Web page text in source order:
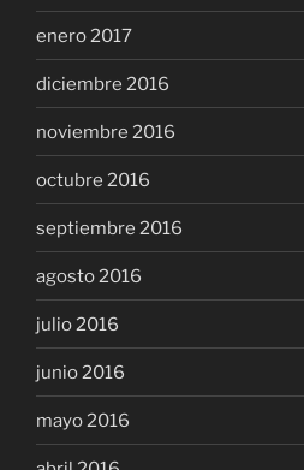
enero 2017
diciembre 2016
noviembre 2016
octubre 2016
septiembre 2016
agosto 2016
julio 2016
junio 2016
mayo 2016